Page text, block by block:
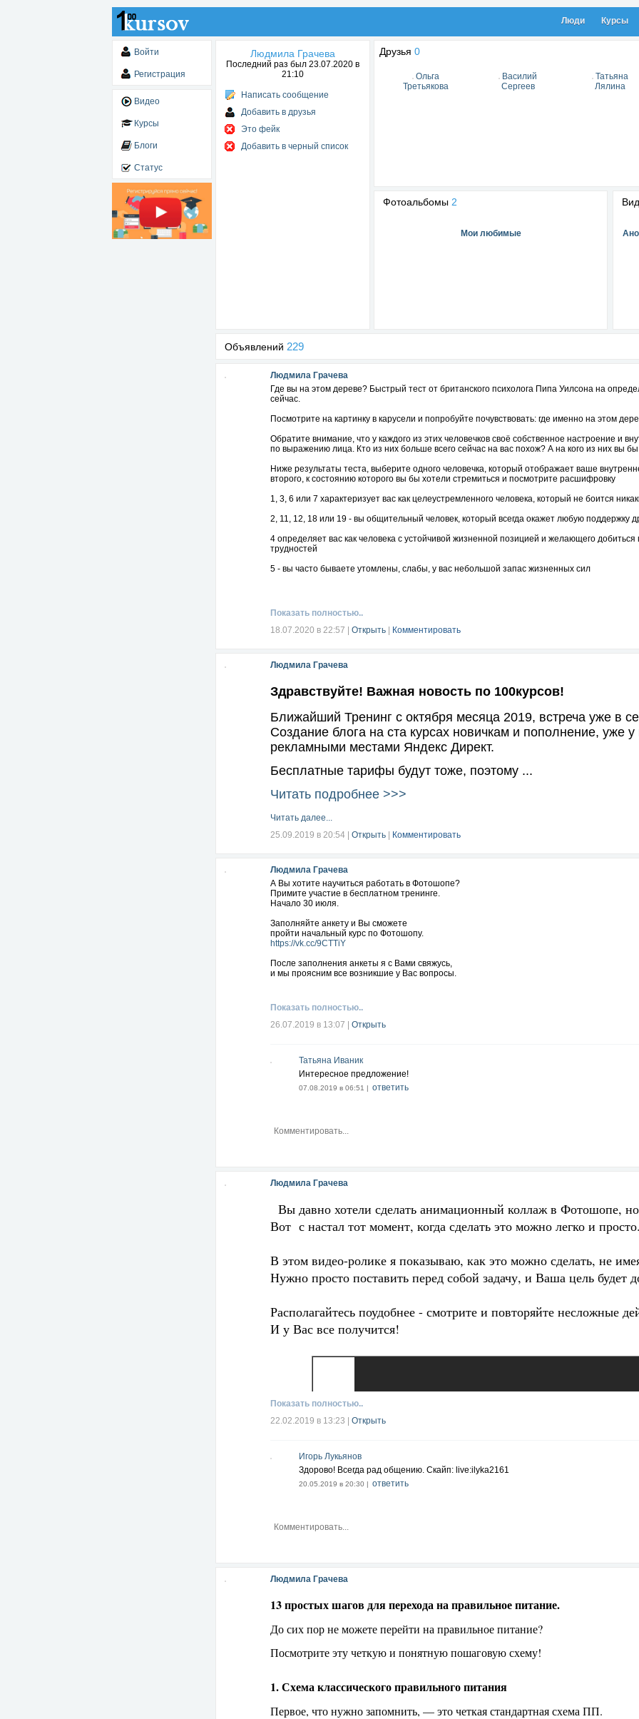
Люди Курсы
Войти
Регистрация
Видео
Курсы
Блоги
Статус
Людмила Грачева
Последний раз был 23.07.2020 в
21:10
Написать сообщение
Добавить в друзья
Это фейк
Добавить в черный список
Друзья 0
Ольга
Третьякова
Василий
Сергеев
Татьяна
Лялина
Фотоальбомы 2
Мои любимые
Объявлений 229
Людмила Грачева
Где вы на этом дереве? Быстрый тест от британского психолога Пипа Уилсона на
сейчас.
Посмотрите на картинку в карусели и попробуйте почувствовать: где именно на этом
Обратите внимание, что у каждого из этих человечков своё собственное настроение и
по выражению лица. Кто из них больше всего сейчас на вас похож? А на кого из них вы
Ниже результаты теста, выберите одного человечка, который отображает ваше
второго, к состоянию которого вы бы хотели стремиться и посмотрите расшифровку
1, 3, 6 или 7 характеризует вас как целеустремленного человека, который не боится
2, 11, 12, 18 или 19 - вы общительный человек, который всегда окажет любую поддержку
4 определяет вас как человека с устойчивой жизненной позицией и желающего
трудностей
5 - вы часто бываете утомлены, слабы, у вас небольшой запас жизненных сил
8 - вы любите уходить в себя, размышлять о чем-то своем и погружаться в собственный
10 или 15 - у вас нормальная адаптация к жизни, вы находитесь в комфортном состоянии
обнимает в таком случае вы склонны расценивать себя как человека, окруженного
20 обычно выбирают люди с завышенной самооценкой. Вы прирожденный лидер и
ни к кому другому
13 или 21 - вы замкнуты, часто подвержены внутренним тревогам и избегаете частого
Поделитесь в комментариях Совпало ваше состояние с расшифровкой теста?
Показать полностью..
18.07.2020 в 22:57
Открыть Комментировать
Людмила Грачева
Здравствуйте! Важная новость по 100курсов!
Ближайший Тренинг с октября месяца 2019, встреча уже в
Создание блога на ста курсах новичкам и пополнение, уже у
рекламными местами Яндекс Директ.
Бесплатные тарифы будут тоже, поэтому ...
Читать подробнее >>>
Читать далее...
25.09.2019 в 20:54 | Открыть | Комментировать
Людмила Грачева
А Вы хотите научиться работать в Фотошопе?
Примите участие в бесплатном тренинге.
Начало 30 июля.
Заполняйте анкету и Вы сможете
пройти начальный курс по Фотошопу.
https://vk.cc/9CTTiY
После заполнения анкеты я с Вами свяжусь,
и мы проясним все возникшие у Вас вопросы.
Показать полностью..
26.07.2019 в 13:07 | Открыть
Татьяна Иваник
Интересное предложение!
07.08.2019 в 06:51 | ответить
Людмила Грачева
Вы давно хотели сделать анимационный коллаж в Фотошопе,
Вот с настал тот момент, когда сделать это можно легко и просто.
В этом видео-ролике я показываю, как это можно сделать, не
Нужно просто поставить перед собой задачу, и Ваша цель будет
Располагайтесь поудобнее - смотрите и повторяйте несложные
И у Вас все получится!
Читать далее...
Показать полностью..
22.02.2019 в 13:23 | Открыть
Игорь Лукьянов
Здорово! Всегда рад общению. Скайп: live:ilyka2161
20.05.2019 в 20:30 | ответить
Людмила Грачева
13 простых шагов для перехода на правильное питание.
До сих пор не можете перейти на правильное питание?
Посмотрите эту четкую и понятную пошаговую схему!
1. Схема классического правильного питания
Первое, что нужно запомнить, — это четкая стандартная схема ПП.